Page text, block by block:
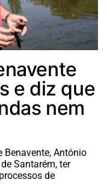
e diz que
nem
Benavente, António
Santarém, ter
de